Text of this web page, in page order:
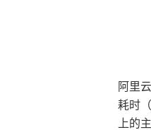
阿里
耗时
上的